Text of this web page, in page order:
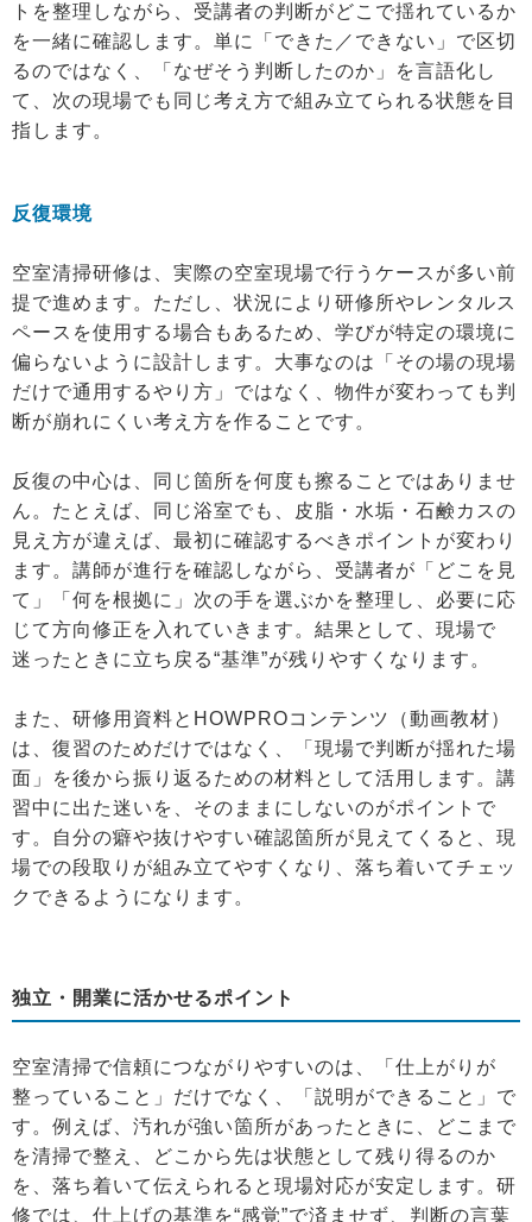
トを整理しながら、受講者の判断がどこで揺れているか
を一緒に確認します。単に「できた／できない」で区切
るのではなく、「なぜそう判断したのか」を言語化し
て、次の現場でも同じ考え方で組み立てられる状態を目
指します。
反復環境
空室清掃研修は、実際の空室現場で行うケースが多い前
提で進めます。ただし、状況により研修所やレンタルス
ペースを使用する場合もあるため、学びが特定の環境に
偏らないように設計します。大事なのは「その場の現場
だけで通用するやり方」ではなく、物件が変わっても判
断が崩れにくい考え方を作ることです。
反復の中心は、同じ箇所を何度も擦ることではありませ
ん。たとえば、同じ浴室でも、皮脂・水垢・石鹸カスの
見え方が違えば、最初に確認するべきポイントが変わり
ます。講師が進行を確認しながら、受講者が「どこを見
て」「何を根拠に」次の手を選ぶかを整理し、必要に応
じて方向修正を入れていきます。結果として、現場で
迷ったときに立ち戻る“基準”が残りやすくなります。
また、研修用資料とHOWPROコンテンツ（動画教材）
は、復習のためだけではなく、「現場で判断が揺れた場
面」を後から振り返るための材料として活用します。講
習中に出た迷いを、そのままにしないのがポイントで
す。自分の癖や抜けやすい確認箇所が見えてくると、現
場での段取りが組み立てやすくなり、落ち着いてチェッ
クできるようになります。
独立・開業に活かせるポイント
空室清掃で信頼につながりやすいのは、「仕上がりが
整っていること」だけでなく、「説明ができること」で
す。例えば、汚れが強い箇所があったときに、どこまで
を清掃で整え、どこから先は状態として残り得るのか
を、落ち着いて伝えられると現場対応が安定します。研
修では、仕上げの基準を“感覚”で済ませず、判断の言葉